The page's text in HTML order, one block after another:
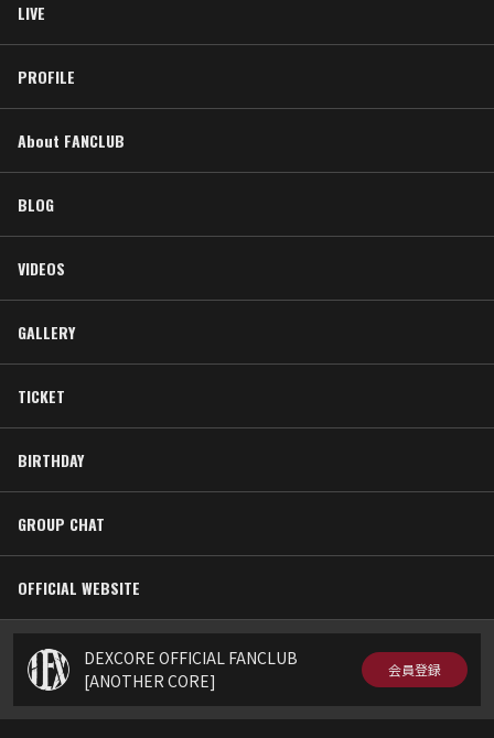
LIVE
PROFILE
About FANCLUB
BLOG
VIDEOS
GALLERY
TICKET
BIRTHDAY
GROUP CHAT
OFFICIAL WEBSITE
DEXCORE OFFICIAL FANCLUB
[ANOTHER CORE]
会員登録